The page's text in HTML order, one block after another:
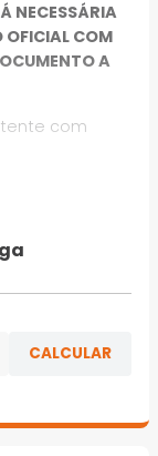
NECESSÁRIA
OFICIAL COM
A
com